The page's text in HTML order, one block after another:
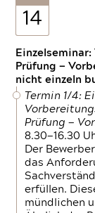
14
Prüfung —
nicht einzeln
Termin 1/4:
Prüfung —
8.30—16.30
Der
das
erfüllen.
mündlichen